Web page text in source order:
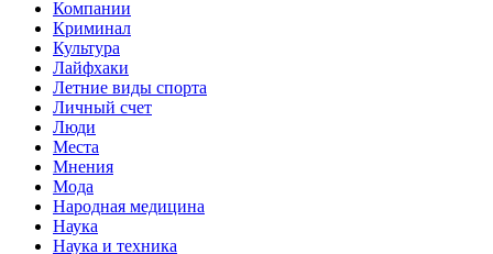
Компании
Криминал
Культура
Лайфхаки
Летние виды спорта
Личный счет
Люди
Места
Мнения
Мода
Народная медицина
Наука
Наука и техника